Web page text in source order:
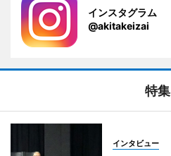
インスタグラム
@akitakeizai
特集
インタビュー